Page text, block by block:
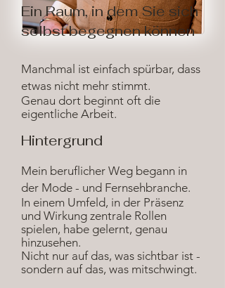
Ein Raum, in dem Sie sich
selbst begegnen können
Manchmal ist einfach spürbar, dass
etwas nicht mehr stimmt.
Genau dort beginnt oft die
eigentliche Arbeit.
Hintergrund
Mein beruflicher Weg begann in
der Mode - und Fernsehbranche.
In einem Umfeld, in der Präsenz
und Wirkung zentrale Rollen
spielen, habe gelernt, genau
hinzusehen.
Nicht nur auf das, was sichtbar ist -
sondern auf das, was mitschwingt.